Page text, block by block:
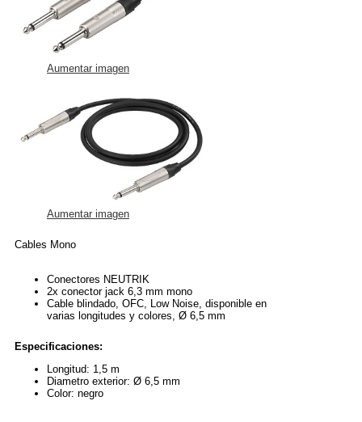
Aumentar imagen
Aumentar imagen
Cables Mono
Conectores NEUTRIK
2x conector jack 6,3 mm mono
Cable blindado, OFC, Low Noise, disponible en
varias longitudes y colores, Ø 6,5 mm
Especificaciones:
Longitud: 1,5 m
Diametro exterior: Ø 6,5 mm
Color: negro